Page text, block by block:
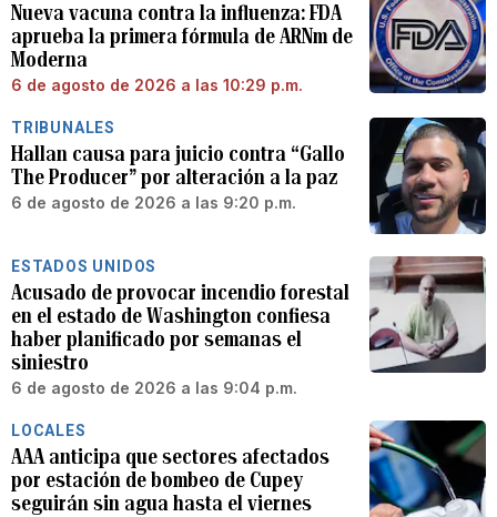
Nueva vacuna contra la influenza: FDA
aprueba la primera fórmula de ARNm de
Moderna
6 de agosto de 2026 a las 10:29 p.m.
TRIBUNALES
Hallan causa para juicio contra “Gallo
The Producer” por alteración a la paz
6 de agosto de 2026 a las 9:20 p.m.
ESTADOS UNIDOS
Acusado de provocar incendio forestal
en el estado de Washington confiesa
haber planificado por semanas el
siniestro
6 de agosto de 2026 a las 9:04 p.m.
LOCALES
AAA anticipa que sectores afectados
por estación de bombeo de Cupey
seguirán sin agua hasta el viernes